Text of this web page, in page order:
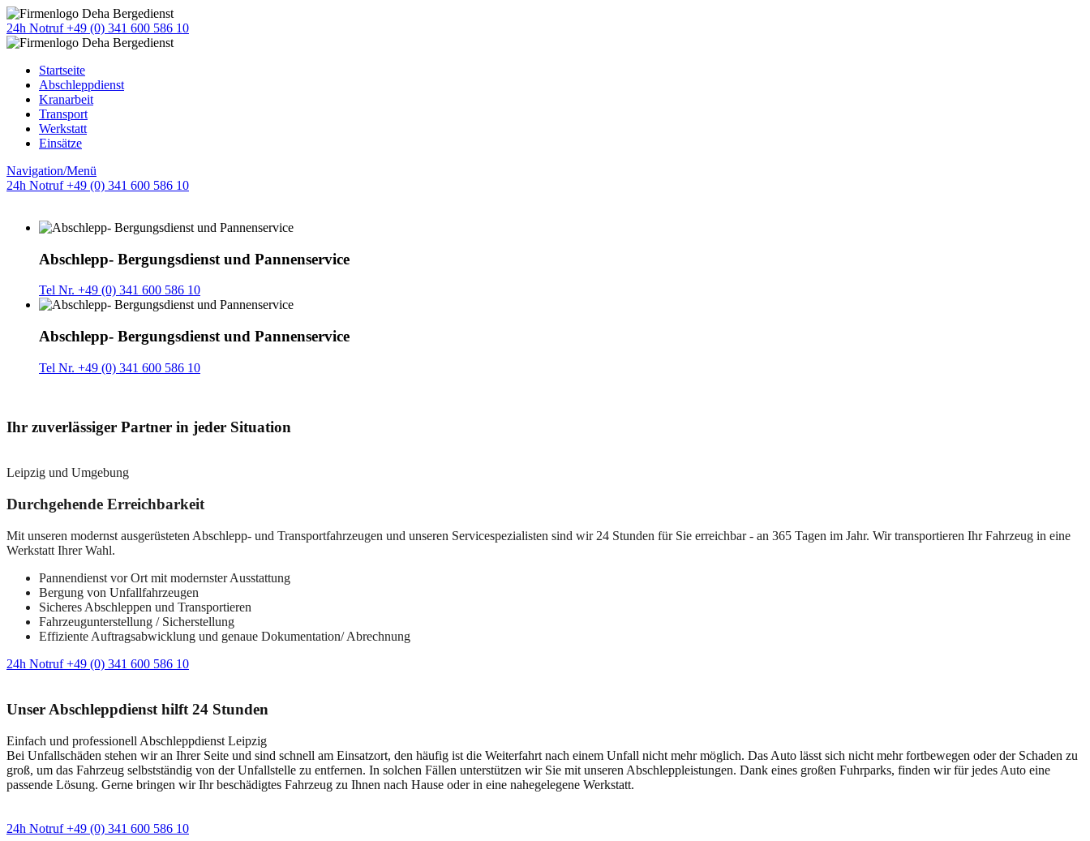
24h Notruf +49 (0) 341 600 586 10
Startseite
Abschleppdienst
Kranarbeit
Transport
Werkstatt
Einsätze
Navigation/Menü
24h Notruf +49 (0) 341 600 586 10
Abschlepp- Bergungsdienst und Pannenservice
Tel Nr. +49 (0) 341 600 586 10
Abschlepp- Bergungsdienst und Pannenservice
Tel Nr. +49 (0) 341 600 586 10
Ihr zuverlässiger Partner in jeder Situation
Leipzig und Umgebung
Durchgehende Erreichbarkeit
Mit unseren modernst ausgerüsteten Abschlepp- und Transportfahrzeugen und unseren Servicespezialisten sind wir 24 Stunden für Sie erreichbar - an 365 Tagen im Jahr. Wir transportieren Ihr Fahrzeug in eine
Werkstatt Ihrer Wahl.
Pannendienst vor Ort mit modernster Ausstattung
Bergung von Unfallfahrzeugen
Sicheres Abschleppen und Transportieren
Fahrzeugunterstellung / Sicherstellung
Effiziente Auftragsabwicklung und genaue Dokumentation/ Abrechnung
24h Notruf +49 (0) 341 600 586 10
Unser Abschleppdienst hilft 24 Stunden
Einfach und professionell Abschleppdienst Leipzig
Bei Unfallschäden stehen wir an Ihrer Seite und sind schnell am Einsatzort, den häufig ist die Weiterfahrt nach einem Unfall nicht mehr möglich. Das Auto lässt sich nicht mehr fortbewegen oder der Schaden zu
groß, um das Fahrzeug selbstständig von der Unfallstelle zu entfernen. In solchen Fällen unterstützen wir Sie mit unseren Abschleppleistungen. Dank eines großen Fuhrparks, finden wir für jedes Auto eine
passende Lösung. Gerne bringen wir Ihr beschädigtes Fahrzeug zu Ihnen nach Hause oder in eine nahegelegene Werkstatt.
24h Notruf +49 (0) 341 600 586 10